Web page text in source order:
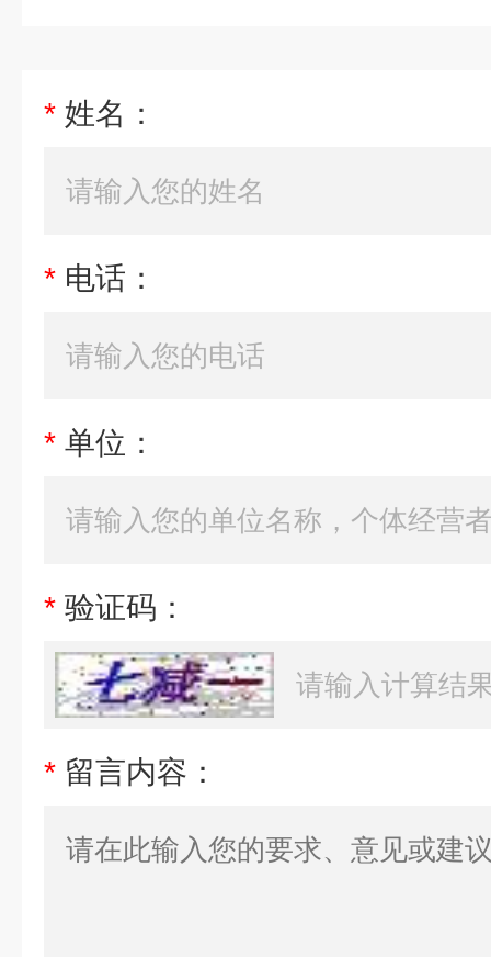
* 姓名：
* 电话：
* 单位：
* 验证码：
* 留言内容：